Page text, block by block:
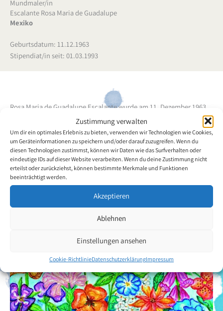
Zustimmung verwalten
Um dir ein optimales Erlebnis zu bieten, verwenden wir Technologien wie Cookies,
um Geräteinformationen zu speichern und/oder darauf zuzugreifen. Wenn du
diesen Technologien zustimmst, können wir Daten wie das Surfverhalten oder
eindeutige IDs auf dieser Website verarbeiten. Wenn du deine Zustimmung nicht
erteilst oder zurückziehst, können bestimmte Merkmale und Funktionen
beeinträchtigt werden.
Akzeptieren
Ablehnen
Einstellungen ansehen
Cookie-RichtlinieDatenschutzerklärungImpressum
Mundmaler/in
Escalante Rosa Maria de Guadalupe
Mexiko
Geburtsdatum: 11.12.1963
Stipendiat/in seit: 01.03.1993
Rosa Maria de Guadalupe Escalante wurde am 11. Dezember 1963
geboren. Im Alter von 15 Jahren hatte die Mundmalerin einen
Unfall, seitdem sie von den Schultern abwärts gelähmt ist. Frau
Escalante kann nur ihren Kopf bewegen und sitzt im Rollstuhl. Die
Mundmalerin malt gerne Blumenmotive und Stilleben.
Zurück zur Künstlerübersicht